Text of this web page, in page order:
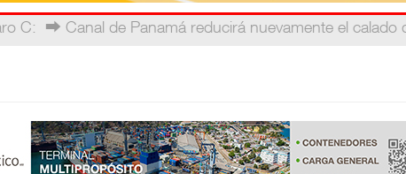
C
telec
: La Agencia de Trenes y Transporte Público Integrado